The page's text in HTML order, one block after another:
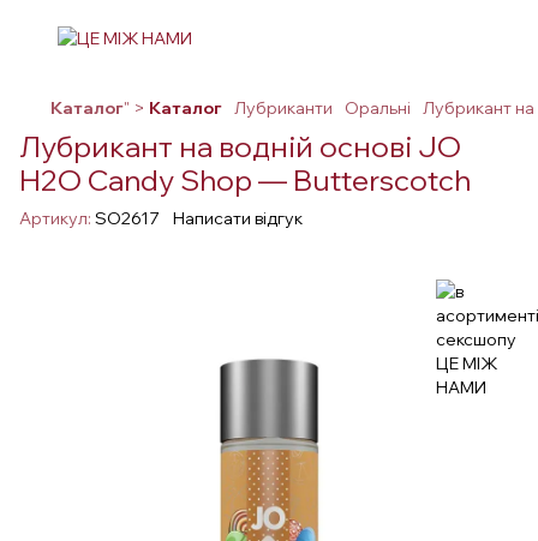
Каталог" > Каталог Лубриканти Оральні Лубрикант
Лубрикант на водній основі JO
H2O Candy Shop — Butterscotch
Артикул: SO2617 Написати відгук